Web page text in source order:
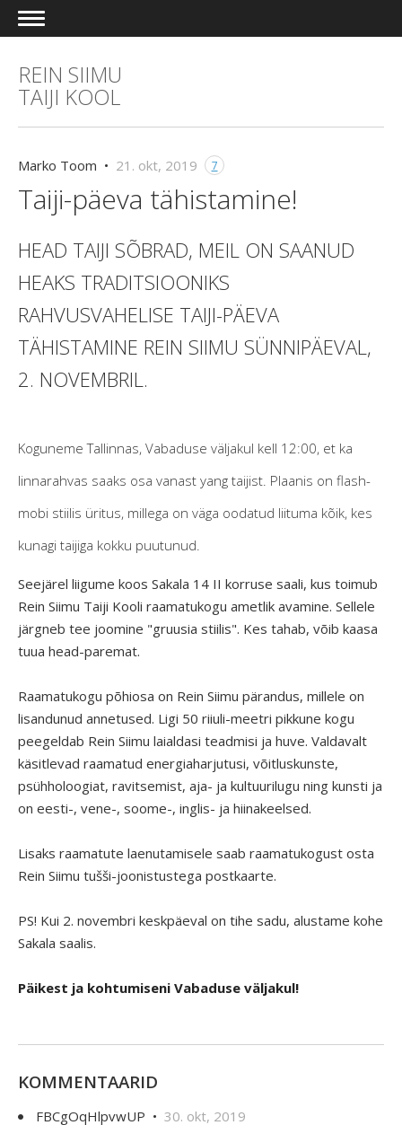
REIN SIIMU
TAIJI KOOL
Marko Toom • 21. okt, 2019 7
Taiji-päeva tähistamine!
HEAD TAIJI SÕBRAD, MEIL ON SAANUD
HEAKS TRADITSIOONIKS
RAHVUSVAHELISE TAIJI-PÄEVA
TÄHISTAMINE REIN SIIMU SÜNNIPÄEVAL,
2. NOVEMBRIL.
Koguneme Tallinnas, Vabaduse väljakul kell 12:00, et ka
linnarahvas saaks osa vanast yang taijist. Plaanis on flash-
mobi stiilis üritus, millega on väga oodatud liituma kõik, kes
kunagi taijiga kokku puutunud.
Seejärel liigume koos Sakala 14 II korruse saali, kus toimub
Rein Siimu Taiji Kooli raamatukogu ametlik avamine. Sellele
järgneb tee joomine "gruusia stiilis". Kes tahab, võib kaasa
tuua head-paremat.
Raamatukogu põhiosa on Rein Siimu pärandus, millele on
lisandunud annetused. Ligi 50 riiuli-meetri pikkune kogu
peegeldab Rein Siimu laialdasi teadmisi ja huve. Valdavalt
käsitlevad raamatud energiaharjutusi, võitluskunste,
psühholoogiat, ravitsemist, aja- ja kultuurilugu ning kunsti ja
on eesti-, vene-, soome-, inglis- ja hiinakeelsed.
Lisaks raamatute laenutamisele saab raamatukogust osta
Rein Siimu tušši-joonistustega postkaarte.
PS! Kui 2. novembri keskpäeval on tihe sadu, alustame kohe
Sakala saalis.
Päikest ja kohtumiseni Vabaduse väljakul!
KOMMENTAARID
FBCgOqHlpvwUP • 30. okt, 2019